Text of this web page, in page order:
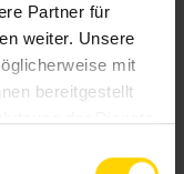
Partner für
weiter. Unsere
mit
bereitgestellt